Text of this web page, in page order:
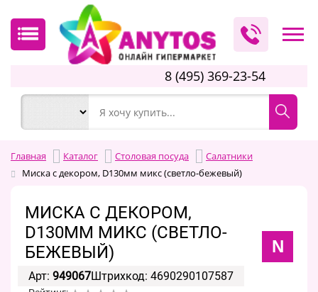
8 (495) 369-23-54
Главная Каталог Столовая посуда
Салатники
Миска с декором, D130мм микс (светло-бежевый)
МИСКА С ДЕКОРОМ,
D130ММ МИКС (СВЕТЛО-
БЕЖЕВЫЙ)
N
Арт: 949067Штрихкод: 4690290107587